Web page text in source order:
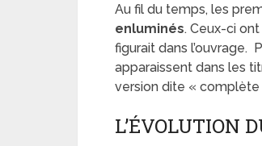
Au fil du temps, les
enluminés. Ceux-ci
figurait dans l’ouvrage.
apparaissent dans les
version dite « complète
L’ÉVOLUTION